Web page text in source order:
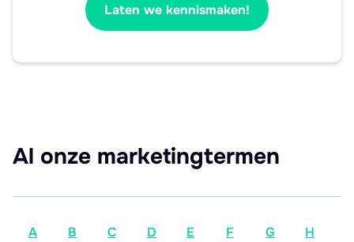
Laten we kennismaken!
Al onze marketingtermen
A B C D E F G
H